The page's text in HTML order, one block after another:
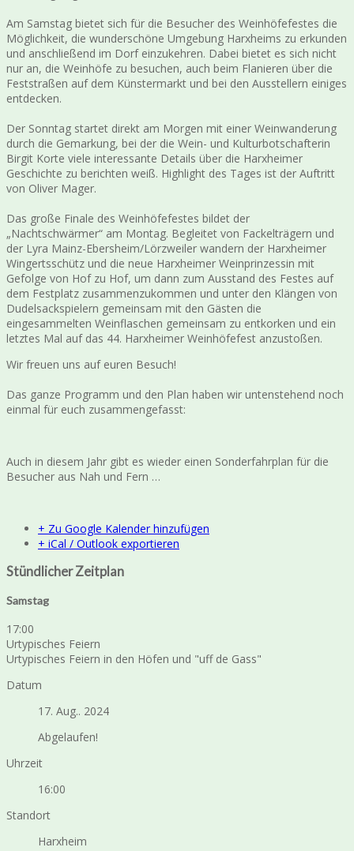
Am Samstag bietet sich für die Besucher des Weinhöfefestes die
Möglichkeit, die wunderschöne Umgebung Harxheims zu erkunden
und anschließend im Dorf einzukehren. Dabei bietet es sich nicht
nur an, die Weinhöfe zu besuchen, auch beim Flanieren über die
Feststraßen auf dem Künstermarkt und bei den Ausstellern einiges
entdecken.
Der Sonntag startet direkt am Morgen mit einer Weinwanderung
durch die Gemarkung, bei der die Wein- und Kulturbotschafterin
Birgit Korte viele interessante Details über die Harxheimer
Geschichte zu berichten weiß. Highlight des Tages ist der Auftritt
von Oliver Mager.
Das große Finale des Weinhöfefestes bildet der
„Nachtschwärmer“ am Montag. Begleitet von Fackelträgern und
der Lyra Mainz-Ebersheim/Lörzweiler wandern der Harxheimer
Wingertsschütz und die neue Harxheimer Weinprinzessin mit
Gefolge von Hof zu Hof, um dann zum Ausstand des Festes auf
dem Festplatz zusammenzukommen und unter den Klängen von
Dudelsackspielern gemeinsam mit den Gästen die
eingesammelten Weinflaschen gemeinsam zu entkorken und ein
letztes Mal auf das 44. Harxheimer Weinhöfefest anzustoßen.
Wir freuen uns auf euren Besuch!
Das ganze Programm und den Plan haben wir untenstehend noch
einmal für euch zusammengefasst:
Auch in diesem Jahr gibt es wieder einen Sonderfahrplan für die
Besucher aus Nah und Fern …
+ Zu Google Kalender hinzufügen
+ iCal / Outlook exportieren
Stündlicher Zeitplan
Samstag
17:00
Urtypisches Feiern
Urtypisches Feiern in den Höfen und "uff de Gass"
Datum
17. Aug.. 2024
Abgelaufen!
Uhrzeit
16:00
Standort
Harxheim